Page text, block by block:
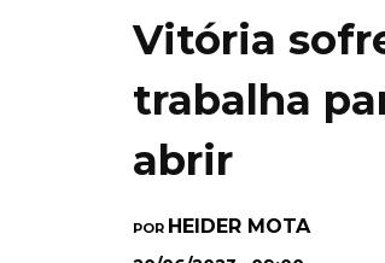
Vitória
trabalha
abrir
POR HEIDER MOTA